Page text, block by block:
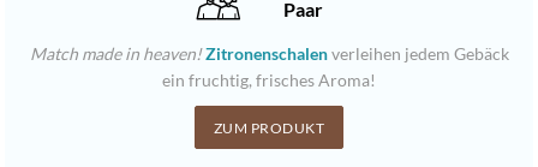
Paar
Match made in heaven! Zitronenschalenverleihen jedem Gebäck
ein fruchtig, frisches Aroma!
ZUM PRODUKT